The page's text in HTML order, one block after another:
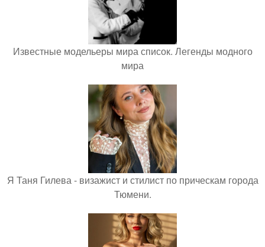
Известные модельеры мира список. Легенды модного
мира
Я Таня Гилева - визажист и стилист по прическам города
Тюмени.